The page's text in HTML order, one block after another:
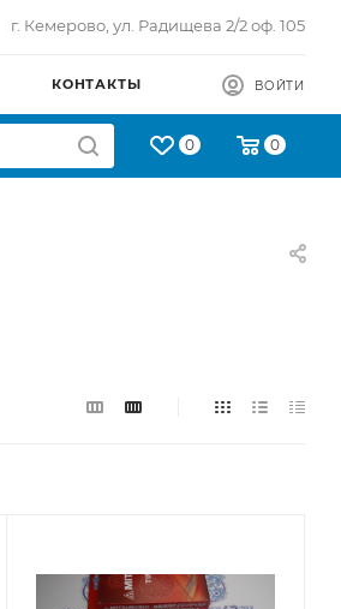
г. Кемерово, ул. Радищева 2/2 оф. 105
КОНТАКТЫ ВОЙТИ
0 0